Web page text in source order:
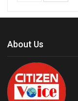
About Us